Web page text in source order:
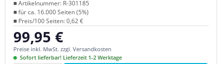
■ Artikelnummer: R-301185
■ für ca. 16.000 Seiten (5%)
■ Preis/100 Seiten: 0,62 €
Regulärer Preis:
99,95 €
Preise inkl. MwSt. zzgl. Versandkosten
Sofort lieferbar! Lieferzeit 1-2 Werktage